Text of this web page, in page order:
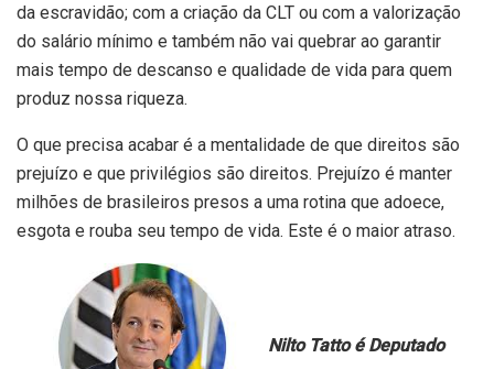
da escravidão; com a criação da CLT ou com a valorização
do salário mínimo e também não vai quebrar ao garantir
mais tempo de descanso e qualidade de vida para quem
produz nossa riqueza.
O que precisa acabar é a mentalidade de que direitos são
prejuízo e que privilégios são direitos. Prejuízo é manter
milhões de brasileiros presos a uma rotina que adoece,
esgota e rouba seu tempo de vida. Este é o maior atraso.
Nilto Tatto é Deputado